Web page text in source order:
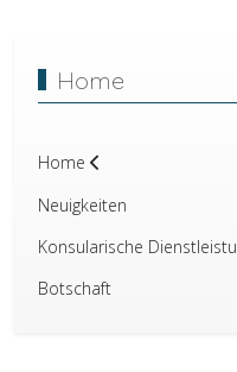
Home
Home
Neuigkeiten
Konsularische
Botschaft